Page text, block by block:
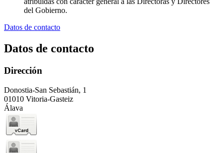
del Gobierno.
Datos de contacto
Datos de contacto
Dirección
Donostia-San Sebastián, 1
01010 Vitoria-Gasteiz
Álava